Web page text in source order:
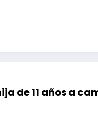
de 11 años a